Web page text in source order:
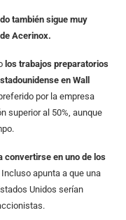
también sigue muy
Acerinox.
los trabajos preparatorios
en Wall
por la empresa
superior al 50%, aunque
convertirse en uno de los
Incluso apunta a que una
Unidos serían